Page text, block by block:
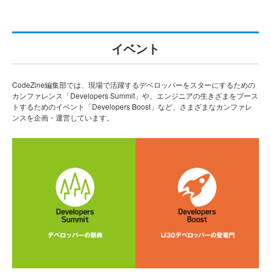
イベント
CodeZine編集部では、現場で活躍するデベロッパーをスターにするための
カンファレンス「Developers Summit」や、エンジニアの生きざまをブース
トするためのイベント「Developers Boost」など、さまざまなカンファレ
ンスを企画・運営しています。